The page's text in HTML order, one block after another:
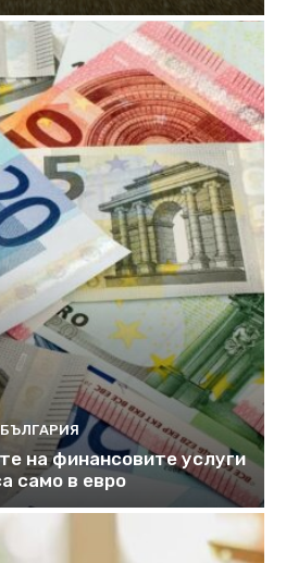
БЪЛГАРИЯ
на финансовите услуги
само в евро